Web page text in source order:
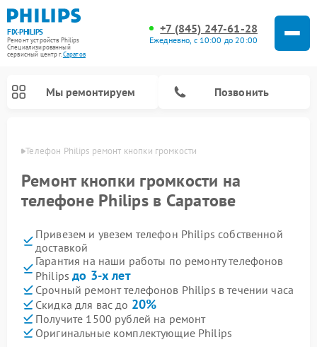
FIX-PHILIPS
Ремонт устройств Philips
Специализированный
cервисный центр г.Саратов
+7 (845) 247-61-28
Ежедневно, с 10:00 до 20:00
Мы ремонтируем Позвонить
Телефон Philips ремонт кнопки громкости
Ремонт кнопки громкости на
телефоне Philips в Саратове
Привезем и увезем телефон Philips собственной
доставкой
Гарантия на наши работы по ремонту телефонов
Philipsдо 3-х лет
Срочный ремонт телефонов Philips в течении часа
Скидка для вас до 20%
Получите 1500 рублей на ремонт
Оригинальные комплектующие Philips